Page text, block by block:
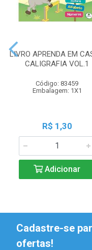
LIVRO APRENDA EM
CALIGRAFIA VOL.1
Código: 83459
Embalagem: 1X1
R$ 1,30
Adicionar
Cadastre-se
ofertas!